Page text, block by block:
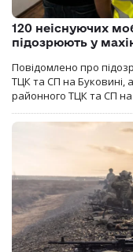
120 неіснуючих
підозрюють у
Повідомлено про
ТЦК та СП на Буковині,
районного ТЦК та СП на